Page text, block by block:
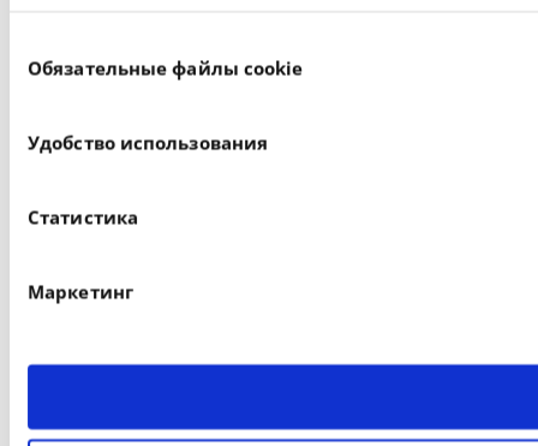
согласия
Обязательные файлы cookie
Удобство использования
Статистика
Маркетинг